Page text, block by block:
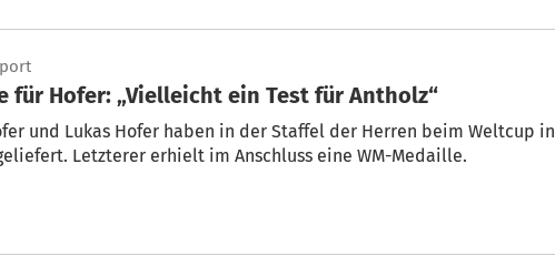
für Hofer: „Vielleicht ein Test für Antholz“
und Lukas Hofer haben in der Staffel der Herren beim Weltcup in
Letzterer erhielt im Anschluss eine WM-Medaille.